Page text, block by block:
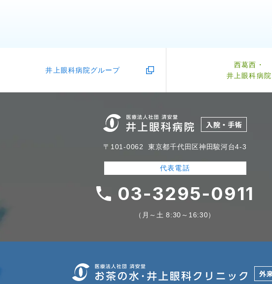
井上眼科病院グループ
西葛西・
井上眼科病院
〒101-0062東京都千代田区神田駿河台4-3
代表電話
03-3295-0911
（月～土 8:30～16:30）